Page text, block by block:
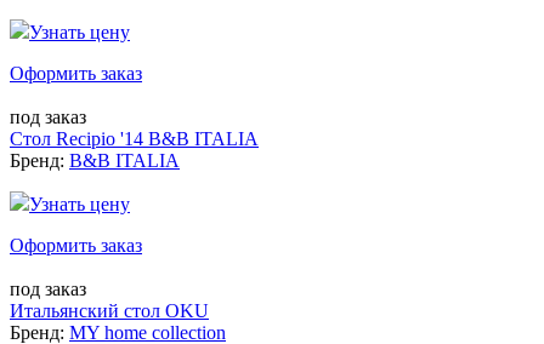
Узнать цену
Оформить заказ
под заказ
Стол Recipio '14 B&B ITALIA
Бренд: B&B ITALIA
Узнать цену
Оформить заказ
под заказ
Итальянский стол OKU
Бренд: MY home collection